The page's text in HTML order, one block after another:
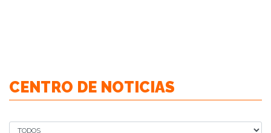
CENTRO DE NOTICIAS